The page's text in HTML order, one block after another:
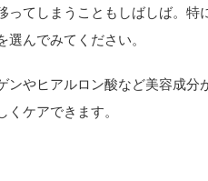
てしまうこともしばしば。特
んでみてください。
やヒアルロン酸など美容成分
ケアできます。